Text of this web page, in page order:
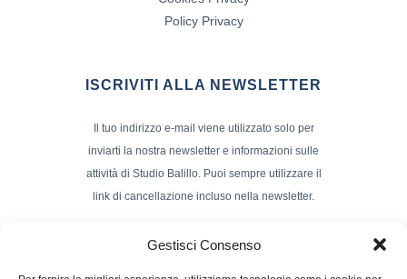
Gestisci Consenso
Policy Privacy
ISCRIVITI ALLA NEWSLETTER
Il tuo indirizzo e-mail viene utilizzato solo per
inviarti la nostra newsletter e informazioni sulle
attività di Studio Balillo. Puoi sempre utilizzare il
link di cancellazione incluso nella newsletter.